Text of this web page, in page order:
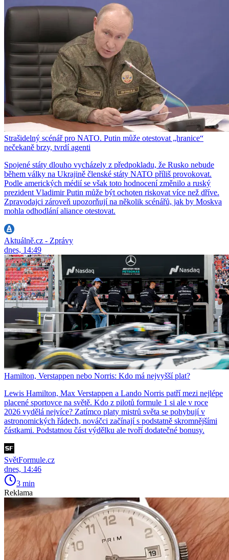
Strašidelný scénář pro NATO. Putin může otestovat „hranice“
nečekaně brzy, tvrdí agenti
Spojené státy dlouho vycházely z předpokladu, že Rusko nebude
během války na Ukrajině členské státy NATO příliš provokovat.
Podle amerických médií se však toto hodnocení změnilo a ruský
prezident Vladimir Putin může být ochoten riskovat více než dříve.
Zpravodajci zároveň upozorňují na několik scénářů, jak by Moskva
mohla odhodlání aliance otestovat.
Aktuálně.cz - Zprávy
dnes, 14:49
Hamilton, Verstappen nebo Norris: Kdo má nejvyšší plat?
Lewis Hamilton, Max Verstappen a Lando Norris patří mezi nejlépe
placené sportovce na světě. Kdo z pilotů formule 1 si ale v roce
2026 vydělá nejvíce? Zatímco platy mistrů světa se pohybují v
astronomických řádech, nováčci začínají s podstatně skromnějšími
částkami. Podstatnou část výdělku ale tvoří dodatečné bonusy.
SvětFormule.cz
dnes, 14:46
3 min
Reklama